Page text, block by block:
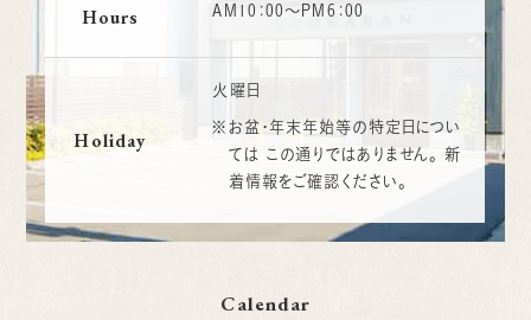
Hours AM10：00〜PM6：00
Holiday
火曜日
※お盆・年末年始等の特定日につい
ては この通りではありません。
新
着情報をご確認ください。
Calendar